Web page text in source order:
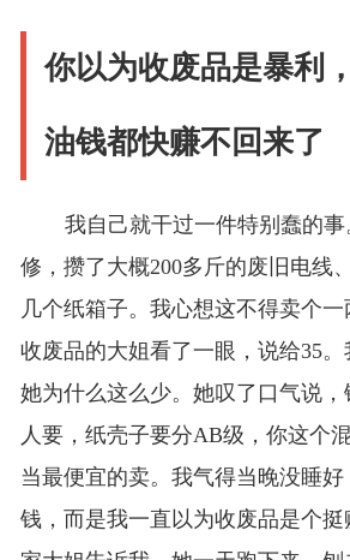
你以为收废品是暴利
油钱都快赚不回来了
我自己就干过一件特别蠢的
修，攒了大概200多斤的废旧电线
几个纸箱子。我心想这不得卖个
收废品的大姐看了一眼，说给35
她为什么这么少。她叹了口气说
人要，纸壳子要分AB级，你这个
当最便宜的卖。我气得当晚没睡
钱，而是我一直以为收废品是个挺